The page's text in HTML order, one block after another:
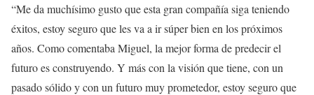
“Me da muchísimo gusto que esta gran compañía siga teniendo
éxitos, estoy seguro que les va a ir súper bien en los próximos
años. Como comentaba Miguel, la mejor forma de predecir el
futuro es construyendo. Y más con la visión que tiene, con un
pasado sólido y con un futuro muy prometedor, estoy seguro que